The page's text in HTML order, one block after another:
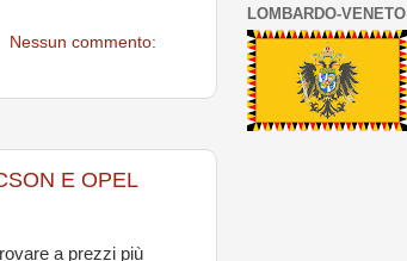
Nessun commento:
E OPEL
a prezzi più
LOMBARDO-VENETO